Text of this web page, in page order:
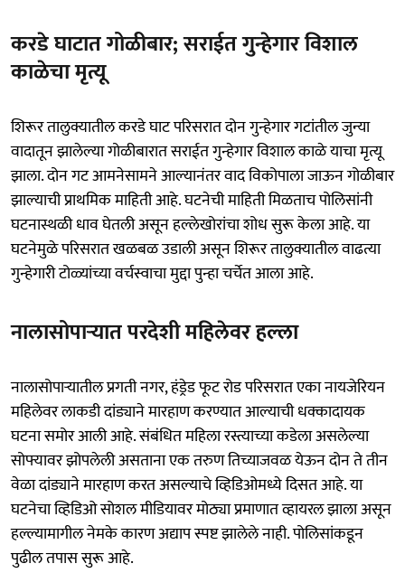
करडे घाटात गोळीबार; सराईत गुन्हेगार विशाल
काळेचा मृत्यू
शिरूर तालुक्यातील करडे घाट परिसरात दोन गुन्हेगार गटांतील जुन्या
वादातून झालेल्या गोळीबारात सराईत गुन्हेगार विशाल काळे याचा मृत्यू
झाला. दोन गट आमनेसामने आल्यानंतर वाद विकोपाला जाऊन गोळीबार
झाल्याची प्राथमिक माहिती आहे. घटनेची माहिती मिळताच पोलिसांनी
घटनास्थळी धाव घेतली असून हल्लेखोरांचा शोध सुरू केला आहे. या
घटनेमुळे परिसरात खळबळ उडाली असून शिरूर तालुक्यातील वाढत्या
गुन्हेगारी टोळ्यांच्या वर्चस्वाचा मुद्दा पुन्हा चर्चेत आला आहे.
नालासोपाऱ्यात परदेशी महिलेवर हल्ला
नालासोपाऱ्यातील प्रगती नगर, हंड्रेड फूट रोड परिसरात एका नायजेरियन
महिलेवर लाकडी दांड्याने मारहाण करण्यात आल्याची धक्कादायक
घटना समोर आली आहे. संबंधित महिला रस्त्याच्या कडेला असलेल्या
सोफ्यावर झोपलेली असताना एक तरुण तिच्याजवळ येऊन दोन ते तीन
वेळा दांड्याने मारहाण करत असल्याचे व्हिडिओमध्ये दिसत आहे. या
घटनेचा व्हिडिओ सोशल मीडियावर मोठ्या प्रमाणात व्हायरल झाला असून
हल्ल्यामागील नेमके कारण अद्याप स्पष्ट झालेले नाही. पोलिसांकडून
पुढील तपास सुरू आहे.